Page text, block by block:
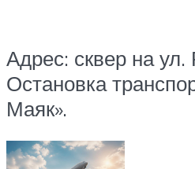
Адрес: сквер на
Остановка
Маяк».